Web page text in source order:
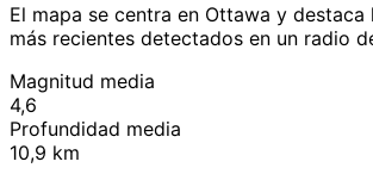
El mapa se centra en Ottawa y
más recientes detectados en un radio
Magnitud media
4,6
Profundidad media
10,9 km